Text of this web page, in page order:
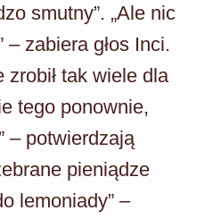
smutny”. „Ale nic
– zabiera głos Inci.
zrobił tak wiele dla
tego ponownie,
– potwierdzają
pieniądze
lemoniady” –